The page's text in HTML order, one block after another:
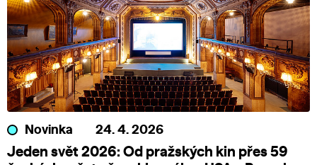
Novinka 24. 4. 2026
Jeden svět 2026: Od pražských kin přes 59